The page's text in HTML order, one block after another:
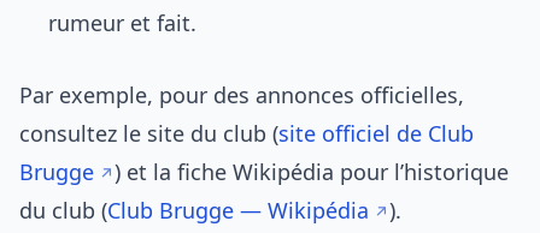
rumeur et fait.
Par exemple, pour des annonces officielles,
consultez le site du club (site officiel de Club
Brugge
) et la fiche Wikipédia pour l’historique
du club (Club Brugge — Wikipédia ).